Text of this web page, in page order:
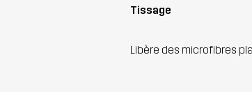
Tissage
Libère des microfibres